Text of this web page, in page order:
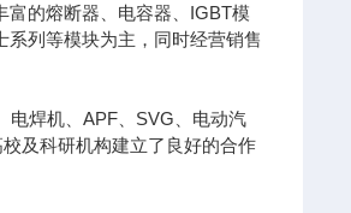
的熔断器、电容器、IGBT模
列等模块为主，同时经营销售
电焊机、APF、SVG、电动汽
及科研机构建立了良好的合作